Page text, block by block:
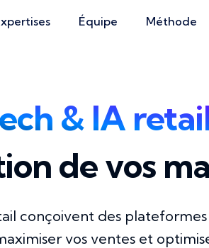
Équipe Méthode
& IA
de vos
conçoivent des
vos ventes et